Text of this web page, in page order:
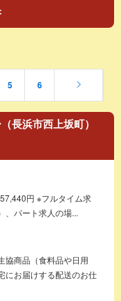
5 6
長浜市西上坂町）
円 ※フルタイム求
、パート求人の場...
商品（食料品や日用
にお届けする配送のお仕